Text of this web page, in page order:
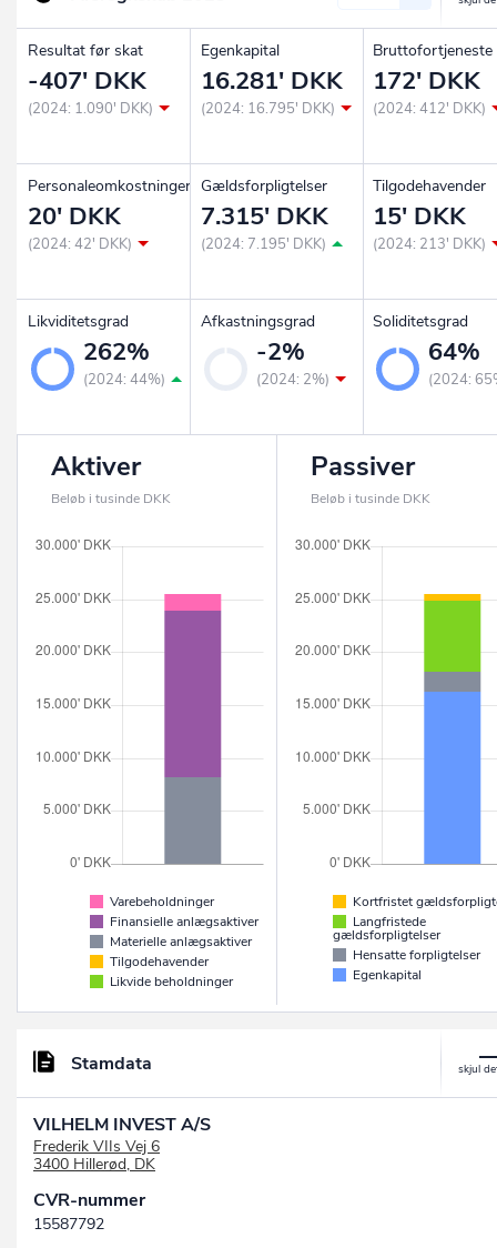
Resultat før skat
-407' DKK
(2024: 1.090' DKK)
Egenkapital
16.281' DKK
(2024: 16.795' DKK)
Bruttofortjeneste
172' DKK
(2024: 412' DKK)
Personaleomkostninger
20' DKK
(2024: 42' DKK)
Gældsforpligtelser
7.315' DKK
(2024: 7.195' DKK)
Tilgodehavender
15' DKK
(2024: 213' DKK)
Likviditetsgrad
262%
(2024: 44%)
Afkastningsgrad
-2%
(2024: 2%)
Soliditetsgrad
64%
(2024:
Aktiver
Beløb i tusinde DKK
Varebeholdninger
Finansielle anlægsaktiver
Materielle anlægsaktiver
Tilgodehavender
Likvide beholdninger
Passiver
Beløb i tusinde DKK
Kortfristet
Langfristede
gældsforpligtelser
Hensatte forpligtelser
Egenkapital
Stamdata
VILHELM INVEST A/S
Frederik VIIs Vej 6
3400 Hillerød, DK
CVR-nummer
15587792